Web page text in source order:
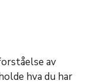
av
hva du har